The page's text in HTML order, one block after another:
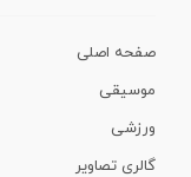
صفحه اصلی
موسیقی
ورزشی
گالری تصاویر